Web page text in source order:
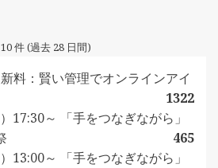
件 (過去 28 日間)
料：賢い管理でオンラインアイ
1322
17:30～ 「手をつなぎながら」
465
13:00～ 「手をつなぎながら」